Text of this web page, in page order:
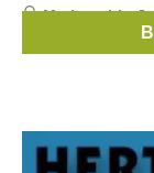
Merken:Liu Jo
,